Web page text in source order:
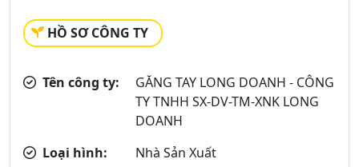
HỒ SƠ CÔNG TY
Tên công ty:
GĂNG TAY LONG DOANH - CÔNG
TY TNHH SX-DV-TM-XNK LONG
DOANH
Loại hình:
Nhà Sản Xuất